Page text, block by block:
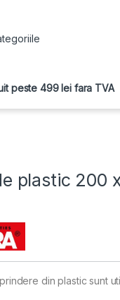
peste 499 lei fara TVA
plastic 200
din plastic sunt